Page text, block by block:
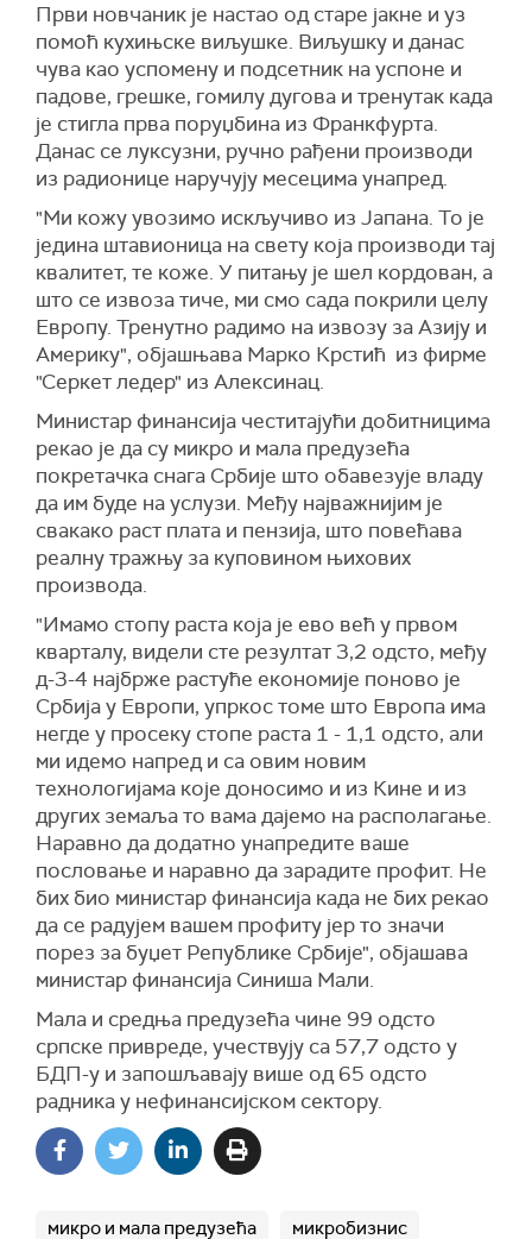
Први новчаник је настао од старе јакне и уз
помоћ кухињске виљушке. Виљушку и данас
чува као успомену и подсетник на успоне и
падове, грешке, гомилу дугова и тренутак када
је стигла прва поруџбина из Франкфурта.
Данас се луксузни, ручно рађени производи
из радионице наручују месецима унапред.
"Ми кожу увозимо искључиво из Јапана. То је
једина штавионица на свету која производи тај
квалитет, те коже. У питању је шел кордован, а
што се извоза тиче, ми смо сада покрили целу
Европу. Тренутно радимо на извозу за Азију и
Америку", објашњава Марко Крстић из фирме
"Серкет ледер" из Алексинац.
Министар финансија честитајући добитницима
рекао је да су микро и мала предузећа
покретачка снага Србије што обавезује владу
да им буде на услузи. Међу најважнијим је
свакако раст плата и пензија, што повећава
реалну тражњу за куповином њихових
производа.
"Имамо стопу раста која је ево већ у првом
кварталу, видели сте резултат 3,2 одсто, међу
д-3-4 најбрже растуће економије поново је
Србија у Европи, упркос томе што Европа има
негде у просеку стопе раста 1 - 1,1 одсто, али
ми идемо напред и са овим новим
технологијама које доносимо и из Кине и из
других земаља то вама дајемо на располагање.
Наравно да додатно унапредите ваше
пословање и наравно да зарадите профит. Не
бих био министар финансија када не бих рекао
да се радујем вашем профиту јер то значи
порез за буџет Републике Србије", објашава
министар финансија Синиша Мали.
Мала и средња предузећа чине 99 одсто
српске привреде, учествују са 57,7 одсто у
БДП-у и запошљавају више од 65 одсто
радника у нефинансијском сектору.
микро и мала предузећа микробизнис